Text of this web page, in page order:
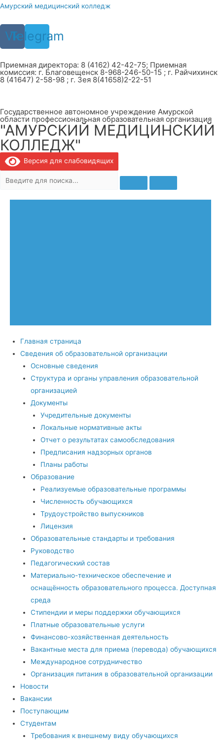
Перейти
содержимому
Амурский медицинский колледж
Vk
Telegram
Приемная директора: 8 (4162) 42-42-75; Приемная
комиссия: г. Благовещенск 8-968-246-50-15 ; г. Райчихинск
8 (41647) 2-58-98 ; г. Зея 8(41658)2-22-51
Государственное автономное учреждение Амурской
области профессиональная образовательная организация
"АМУРСКИЙ МЕДИЦИНСКИЙ
КОЛЛЕДЖ"
Версия для слабовидящих
Главная страница
Сведения об образовательной организации
Основные сведения
Структура и органы управления образовательной
организацией
Документы
Учредительные документы
Локальные нормативные акты
Отчет о результатах самообследования
Предписания надзорных органов
Планы работы
Образование
Реализуемые образовательные программы
Численность обучающихся
Трудоустройство выпускников
Лицензия
Образовательные стандарты и требования
Руководство
Педагогический состав
Материально-техническое обеспечение и
оснащённость образовательного процесса. Доступная
среда
Стипендии и меры поддержки обучающихся
Платные образовательные услуги
Финансово-хозяйственная деятельность
Вакантные места для приема (перевода) обучающихся
Международное сотрудничество
Организация питания в образовательной организации
Новости
Вакансии
Поступающим
Студентам
Требования к внешнему виду обучающихся